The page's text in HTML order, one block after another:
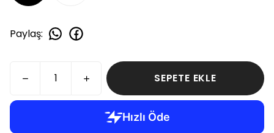
Paylaş:
SEPETE EKLE